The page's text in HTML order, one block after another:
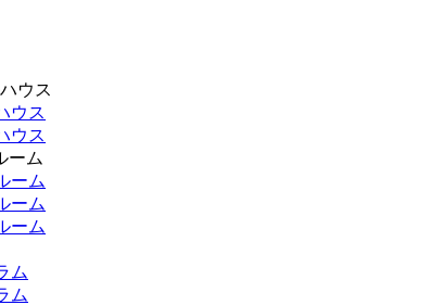
ウス
ウス
ウス
ーム
ーム
ーム
ーム
ム
ム